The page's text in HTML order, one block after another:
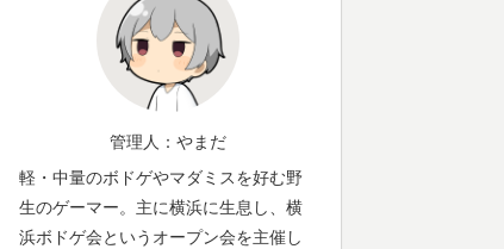
管理人：やまだ
軽・中量のボドゲやマダミスを好む野
生のゲーマー。主に横浜に生息し、横
浜ボドゲ会というオープン会を主催し